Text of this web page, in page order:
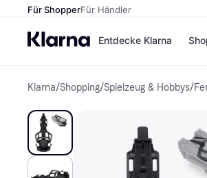
Für ShopperFür Händler
Entdecke Klarna
Klarna/Shopping/Spielzeug & Hobbys/